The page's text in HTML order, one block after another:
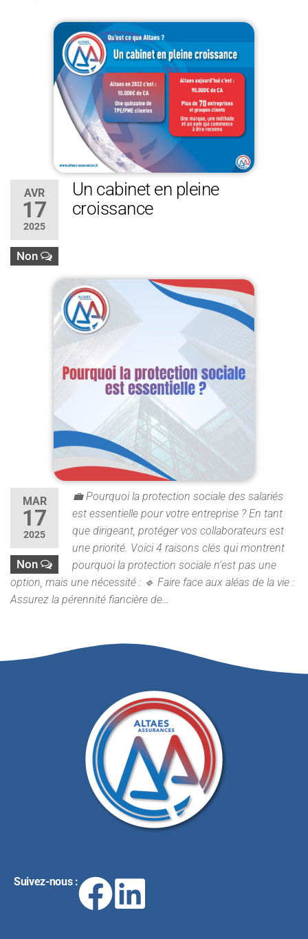
AVR
17
2025
Non
Un cabinet en pleine
croissance
MAR
17
2025
Non
💼 Pourquoi la protection sociale des salariés
est essentielle pour votre entreprise ? En tant
que dirigeant, protéger vos collaborateurs est
une priorité. Voici 4 raisons clés qui montrent
pourquoi la protection sociale n’est pas une
option, mais une nécessité : 🔹 Faire face aux aléas de la vie :
Assurez la pérennité fiancière de…
Suivez-nous :